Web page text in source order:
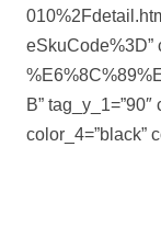
eSkuCode%3D”
B”
color_4=”black”